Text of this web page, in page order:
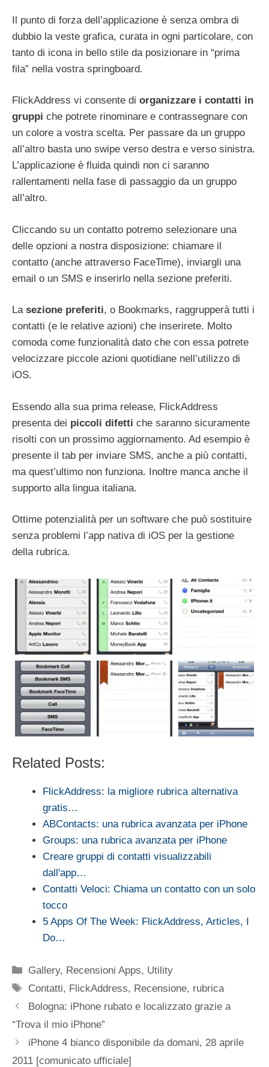
Il punto di forza dell’applicazione è senza ombra di
dubbio la veste grafica, curata in ogni particolare, con
tanto di icona in bello stile da posizionare in “prima
fila” nella vostra springboard.
FlickAddress vi consente di organizzare i contatti in
gruppi che potrete rinominare e contrassegnare con
un colore a vostra scelta. Per passare da un gruppo
all’altro basta uno swipe verso destra e verso sinistra.
L’applicazione è fluida quindi non ci saranno
rallentamenti nella fase di passaggio da un gruppo
all’altro.
Cliccando su un contatto potremo selezionare una
delle opzioni a nostra disposizione: chiamare il
contatto (anche attraverso FaceTime), inviargli una
email o un SMS e inserirlo nella sezione preferiti.
Lasezione preferiti, o Bookmarks, raggrupperà tutti i
contatti (e le relative azioni) che inserirete. Molto
comoda come funzionalità dato che con essa potrete
velocizzare piccole azioni quotidiane nell’utilizzo di
iOS.
Essendo alla sua prima release, FlickAddress
presenta dei piccoli difetti che saranno sicuramente
risolti con un prossimo aggiornamento. Ad esempio è
presente il tab per inviare SMS, anche a più contatti,
ma quest’ultimo non funziona. Inoltre manca anche il
supporto alla lingua italiana.
Ottime potenzialità per un software che può sostituire
senza problemi l’app nativa di iOS per la gestione
della rubrica.
Related Posts:
FlickAddress: la migliore rubrica alternativa
gratis…
ABContacts: una rubrica avanzata per iPhone
Groups: una rubrica avanzata per iPhone
Creare gruppi di contatti visualizzabili
dall'app…
Contatti Veloci: Chiama un contatto con un solo
tocco
5 Apps Of The Week: FlickAddress, Articles, I
Do…
Categorie
Gallery, Recensioni Apps, Utility
Tag
Contatti, FlickAddress, Recensione, rubrica
Bologna: iPhone rubato e localizzato grazie a
“Trova il mio iPhone”
iPhone 4 bianco disponibile da domani, 28 aprile
2011 [comunicato ufficiale]